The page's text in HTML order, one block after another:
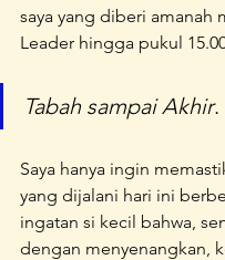
saya yang diberi amanah
Leader hingga pukul
Tabah sampai Akhir.
Saya hanya ingin
yang dijalani hari ini
ingatan si kecil bahwa,
dengan menyenangkan,